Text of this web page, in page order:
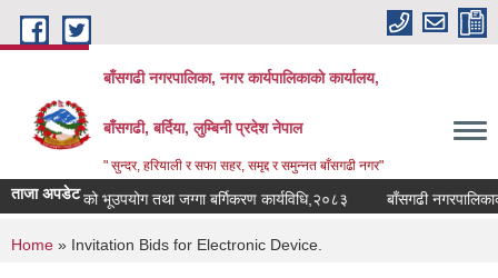
Skip to main content
बाँसगढी नगरपालिका, नगर कार्यपालिकाकाे कार्यालय,
बाँसगढी, बर्दिया, लुम्बिनी प्रदेश नेपाल
" सुन्दर, हरियाली र सफा सहर, समृद्द र समुन्नत बाँसगढी नगर"
ताजा अपडेटभूउपयोग तथा जग्गा बर्गिकरण कार्यविधि,२०८३ बाँसगढी
You are here
Home » Invitation Bids for Electronic Device.